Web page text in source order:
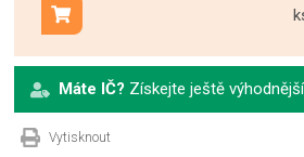
Přidat do košíku
Máte IČ? Získejte ještě
Vytisknout